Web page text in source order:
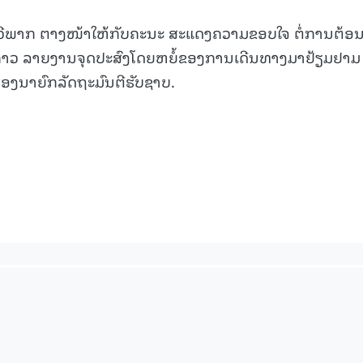
າກ ຕາງໜ້າໃຫ້ກັບຄະນະ ສະແດງຄວາມຂອບໃຈ ຕໍ່ການຕ້ອ
ລາຍງານຈຸດປະສົງໂດຍຫຍໍ້ຂອງການເດີນທາງມາຢ້ຽມຢາມ
ງນາຍົກລັດຖະມົນຕີຮັບຊາບ.
15.039(06-08-